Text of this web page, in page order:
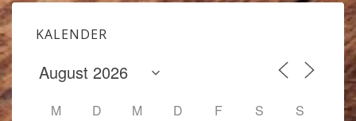
KALENDER
M D M D F S
S